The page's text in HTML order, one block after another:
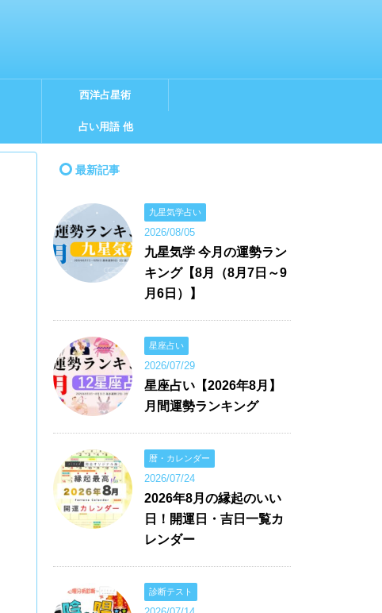
西洋占星術
占い用語 他
最新記事
九星気学占い
2026/08/05
九星気学 今月の運勢ラン
キング【8月（8月7日～9
月6日）】
星座占い
2026/07/29
星座占い【2026年8月】
月間運勢ランキング
暦・カレンダー
2026/07/24
2026年8月の縁起のいい
日！開運日・吉日一覧カ
レンダー
診断テスト